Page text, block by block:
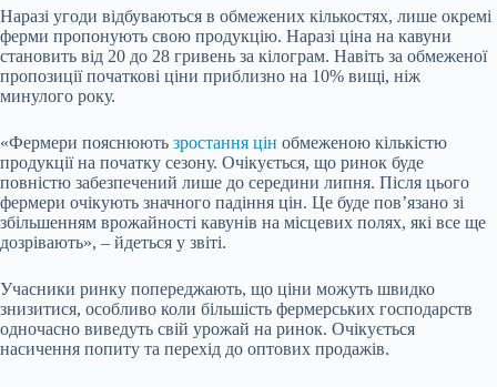
Наразі угоди відбуваються в обмежених кількостях, лише окремі
ферми пропонують свою продукцію. Наразі ціна на кавуни
становить від 20 до 28 гривень за кілограм. Навіть за обмеженої
пропозиції початкові ціни приблизно на 10% вищі, ніж
минулого року.
«Фермери пояснюють зростання цін обмеженою кількістю
продукції на початку сезону. Очікується, що ринок буде
повністю забезпечений лише до середини липня. Після цього
фермери очікують значного падіння цін. Це буде пов’язано зі
збільшенням врожайності кавунів на місцевих полях, які все ще
дозрівають», – йдеться у звіті.
Учасники ринку попереджають, що ціни можуть швидко
знизитися, особливо коли більшість фермерських господарств
одночасно виведуть свій урожай на ринок. Очікується
насичення попиту та перехід до оптових продажів.